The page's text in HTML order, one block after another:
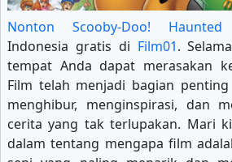
Nonton Scooby-Doo! Haunted
Indonesia gratis di Film01.
tempat Anda dapat merasakan
Film telah menjadi bagian
menghibur, menginspirasi, dan
cerita yang tak terlupakan. Mari
dalam tentang mengapa film